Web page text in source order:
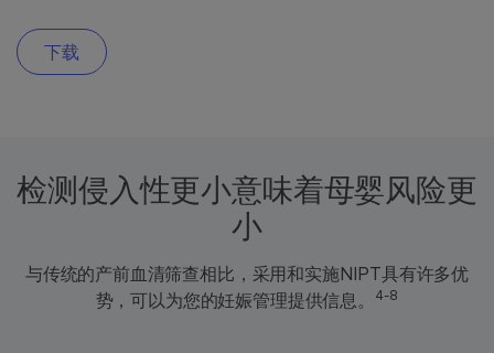
下载
检测侵入性更小意味着母婴风险更
小
与传统的产前血清筛查相比，采用和实施NIPT具有许多优
势，可以为您的妊娠管理提供信息。
4-8